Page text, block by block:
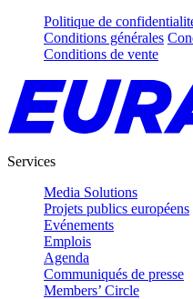
Politique de
Conditions générales
Conditions de vente
Services
Media Solutions
Projets publics européens
Evénements
Emplois
Agenda
Communiqués de presse
Members’ Circle